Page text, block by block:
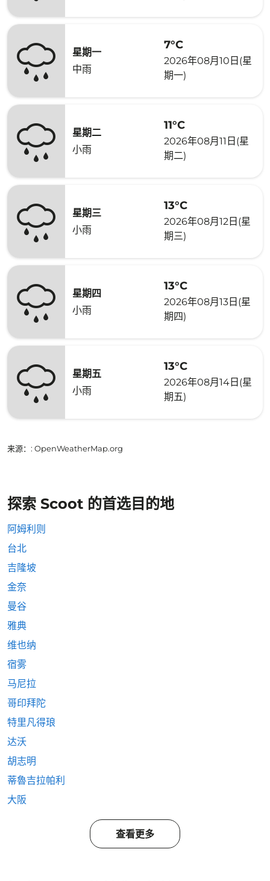
星期一
中雨
7°C
2026年08月10日(星
期一)
星期二
小雨
11°C
2026年08月11日(星
期二)
星期三
小雨
13°C
2026年08月12日(星
期三)
星期四
小雨
13°C
2026年08月13日(星
期四)
星期五
小雨
13°C
2026年08月14日(星
期五)
来源： : OpenWeatherMap.org
探索 Scoot 的首选目的地
阿姆利则
台北
吉隆坡
金奈
曼谷
雅典
维也纳
宿雾
马尼拉
哥印拜陀
特里凡得琅
达沃
胡志明
蒂魯吉拉帕利
大阪
查看更多